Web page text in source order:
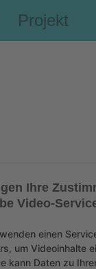
Projekt
Ihre
Video-
einen
um Videoinhalte
kann Daten zu